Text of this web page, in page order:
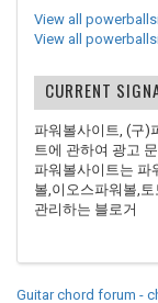
View all
View all
CURRENT
파워볼사이트, (구)
트에 관하여 광고
파워볼사이트는 파
볼,이오스파워볼,
관리하는 블로거
Guitar chord forum -